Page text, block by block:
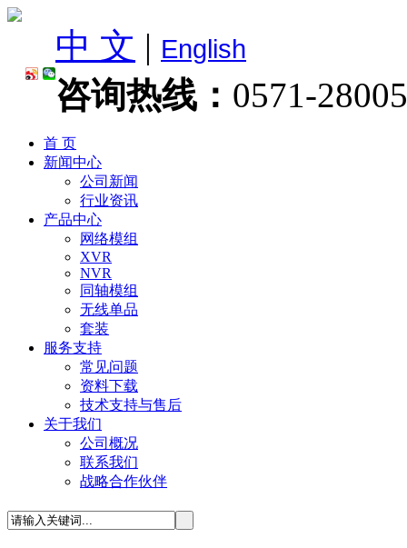
中 文 | English
咨询热线： 0571-
首 页
新闻中心
公司新闻
行业资讯
产品中心
网络模组
XVR
NVR
同轴模组
无线单品
套装
服务支持
常见问题
资料下载
技术支持与售后
关于我们
公司概况
联系我们
战略合作伙伴